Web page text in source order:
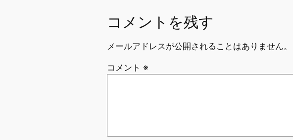
コメントを残す
メールアドレスが公開されることはありません。
コメント ※